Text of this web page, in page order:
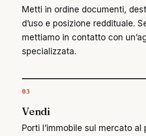
Metti in ordine documenti,
d’uso e posizione reddituale.
mettiamo in contatto con
specializzata.
03
Vendi
Porti l’immobile sul mercato al